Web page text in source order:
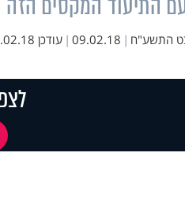
התשע"ח |
09.02.18
| עודכן 09:47